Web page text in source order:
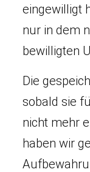
eingewilligt
nur in dem
bewilligten
Die
sobald sie
nicht mehr
haben wir